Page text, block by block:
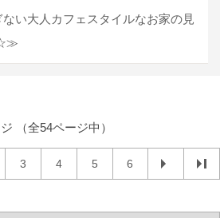
い大人カフェスタイルなお家の見
☆≫
（全54ページ中）
3 4 5 6